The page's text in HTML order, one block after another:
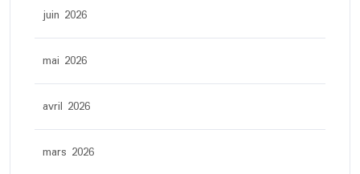
juin 2026
mai 2026
avril 2026
mars 2026